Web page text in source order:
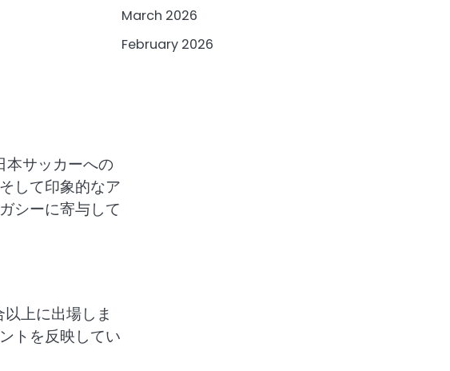
本サッカーへの
して印象的なア
シーに寄与して
上に出場しま
トを反映してい
March 2026
February 2026